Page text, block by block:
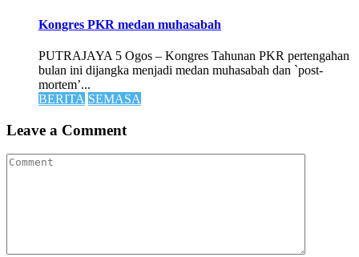
Kongres PKR medan muhasabah
PUTRAJAYA 5 Ogos – Kongres Tahunan PKR pertengahan
bulan ini dijangka menjadi medan muhasabah dan `post-
mortem’...
BERITA SEMASA
Leave a Comment